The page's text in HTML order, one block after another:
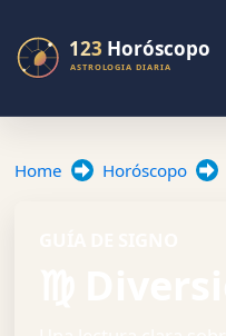
Home Horóscopo